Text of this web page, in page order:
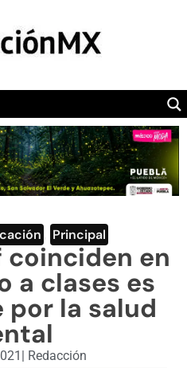
SECTION
Principal
coinciden en
a clases es
la salud
| Redacción